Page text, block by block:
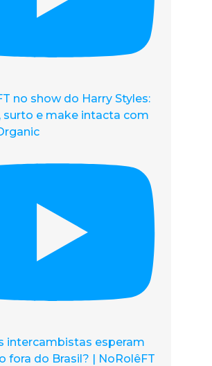
no show do Harry Styles:
surto e make intacta com
intercambistas esperam
fora do Brasil? | NoRolêFT